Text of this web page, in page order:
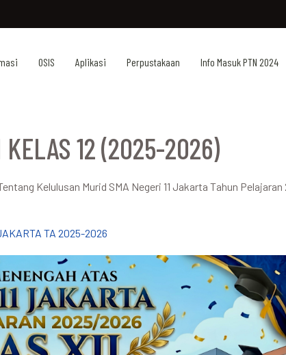
OSIS Aplikasi Perpustakaan Info Masuk PTN 2024
KELAS 12 (2025-2026)
Kelulusan Murid SMA Negeri 11 Jakarta Tahun
TA 2025-2026